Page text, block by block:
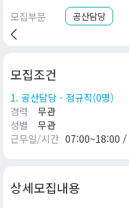
모집부문
공산담당
모집조건
1. 공산담당 - 정규직(0명)
경력
무관
성별
무관
근무일/시간 07:00~18:00 /
상세모집내용